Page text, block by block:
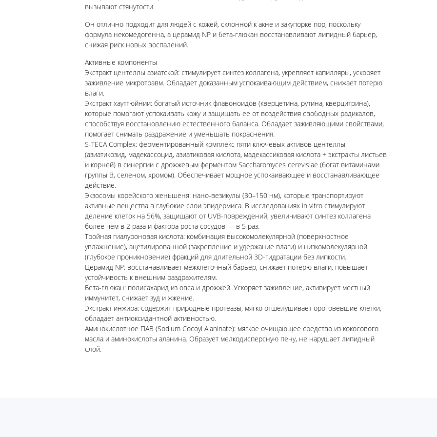
вызывают стянутости.
Он отлично подходит для людей с кожей, склонной к акне и закупорке пор, поскольку
формула некомедогенна, а церамид NP и бета-глюкан восстанавливают липидный барьер,
снижая риск новых воспалений.
Активные компоненты
Экстракт центеллы азиатской: стимулирует синтез коллагена, укрепляет капилляры, ускоряет
заживление микротравм. Обладает доказанным успокаивающим действием, снижает потерю
влаги.
Экстракт хауттюйнии: богатый источник флавоноидов (кверцетина, рутина, кверцитрина),
которые помогают успокаивать кожу и защищать ее от воздействия свободных радикалов,
способствуя восстановлению естественного баланса. Обладает заживляющими свойствами,
помогает снимать раздражение и уменьшать покраснения.
5-TECA Complex: ферментированный комплекс пяти ключевых активов центеллы
(азиатикозид, мадекассоцид, азиатиковая кислота, мадекассиковая кислота + экстракты листьев
и корней) в синергии с дрожжевым ферментом Saccharomyces cerevisiae (богат витаминами
группы B, селеном, хромом). Обеспечивает мощное успокаивающее и восстанавливающее
действие.
Экзосомы корейского женьшеня: нано-везикулы (30–150 нм), которые транспортируют
активные вещества в глубокие слои эпидермиса. В исследованиях in vitro стимулируют
деление клеток на 56%, защищают от UVB-повреждений, увеличивают синтез коллагена
более чем в 2 раза и фактора роста сосудов — в 5 раз.
Тройная гиалуроновая кислота: комбинация высокомолекулярной (поверхностное
увлажнение), ацетилированной (закрепление и удержание влаги) и низкомолекулярной
(глубокое проникновение) фракций для длительной 3D-гидратации без липкости.
Церамид NP: восстанавливает межклеточный барьер, снижает потерю влаги, повышает
устойчивость к внешним раздражителям.
Бета-глюкан: полисахарид из овса и дрожжей. Ускоряет заживление, активирует местный
иммунитет, снижает зуд и жжение.
Экстракт инжира: содержит природные протеазы, мягко отшелушивает ороговевшие клетки,
обладает антиоксидантной активностью.
Аминокислотное ПАВ (Sodium Cocoyl Alaninate): мягкое очищающее средство из кокосового
масла и аминокислоты аланина. Образует мелкодисперсную пену, не нарушает липидный
слой.